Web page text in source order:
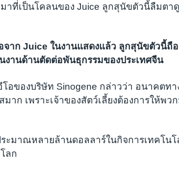
าที่เป็นโคลนของ Juice ลูกสุนัขตัวนี้ลืมตา
จาก Juice ในงานแสดงแล้ว ลูกสุนัขตัวนี้ถื
งานด้านตัดต่อพันธุกรรมของประเทศจีน
โอของบริษัท Sinogene กล่าวว่า อนาคตทา
มาก เพราะเจ้าของสัตว์เลี้ยงต้องการให้พว
ะมาณหลายล้านดอลลาร์ในกิจการเทคโน
ลก